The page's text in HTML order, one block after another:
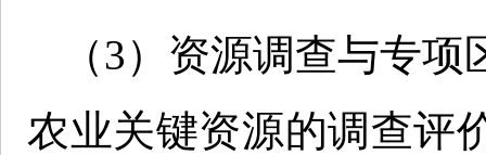
（3）资源调查与专
农业关键资源的调查评